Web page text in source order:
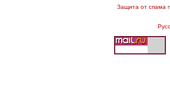
Защита от спама